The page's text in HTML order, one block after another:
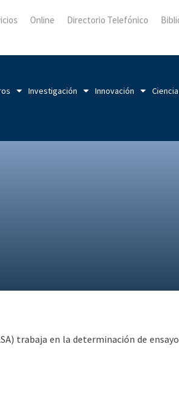
Online Directorio Telefónico
Investigación Innovación
trabaja en la determinación de